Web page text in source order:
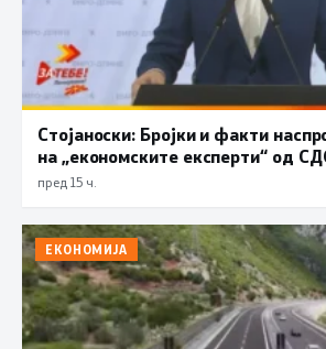
Стојаноски: Бројки и факти
на „економските експерти“ од
пред 15 ч.
ЕКОНОМИЈА